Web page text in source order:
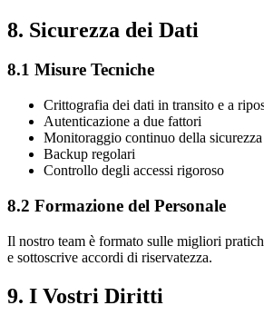
8. Sicurezza dei Dati
8.1 Misure Tecniche
Crittografia dei dati in transito e a
Autenticazione a due fattori
Monitoraggio continuo della sicurezza
Backup regolari
Controllo degli accessi rigoroso
8.2 Formazione del Personale
Il nostro team è formato sulle migliori
e sottoscrive accordi di riservatezza.
9. I Vostri Diritti